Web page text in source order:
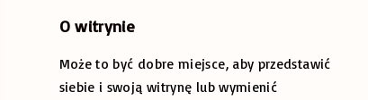
O witrynie
Może to być dobre miejsce, aby przedstawić
siebie i swoją witrynę lub wymienić